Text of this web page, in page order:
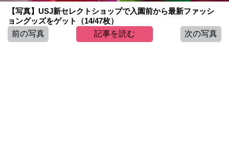
【写真】USJ新セレクトショップで入園前から最新ファッシ
ョングッズをゲット（14/47枚）
前の写真
記事を読む 次の写真